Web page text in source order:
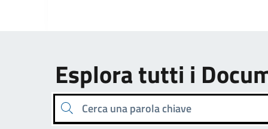
Esplora tutti i
Cerca una parola chiave